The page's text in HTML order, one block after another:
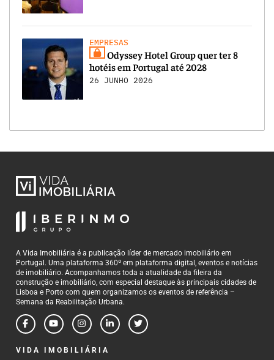
EMPRESAS
Odyssey Hotel Group quer ter 8
hotéis em Portugal até 2028
26 JUNHO 2026
A Vida Imobiliária é a publicação líder de mercado imobiliário em
Portugal. Uma plataforma 360º em plataforma digital, eventos e notícias
de imobiliário. Acompanhamos toda a atualidade da fileira da
construção e imobiliário, com especial destaque às principais cidades de
Lisboa e Porto com quem organizamos os eventos de referência –
Semana da Reabilitação Urbana.
VIDA IMOBILIÁRIA